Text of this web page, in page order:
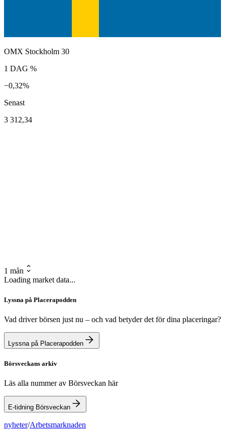
OMX Stockholm 30
1 DAG %
−0,32%
Senast
3 312,34
1 mån
Loading market data...
Lyssna på Placerapodden
Vad driver börsen just nu – och vad betyder det för dina placeringar?
Lyssna på Placerapodden
Börsveckans arkiv
Läs alla nummer av Börsveckan här
E-tidning Börsveckan
nyheter/Arbetsmarknaden